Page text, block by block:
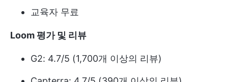
교육자 무료
Loom 평가 및 리뷰
G2: 4.7/5 (1,700개 이상의 리뷰)